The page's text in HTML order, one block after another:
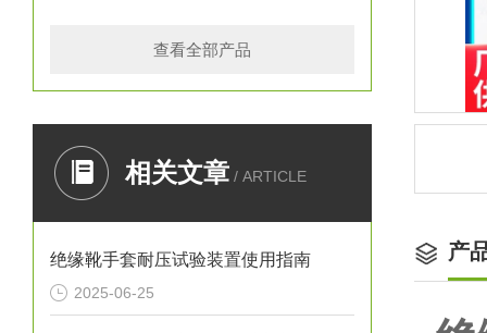
查看全部产品
相关文章 / ARTICLE
绝缘靴手套耐压试验装置使用指南
2025-06-25
产